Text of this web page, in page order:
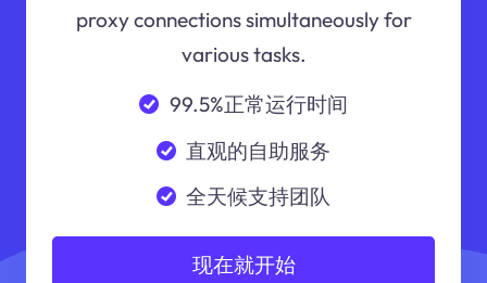
proxy connections simultaneously for
various tasks.
99.5%正常运行时间
直观的自助服务
全天候支持团队
现在就开始